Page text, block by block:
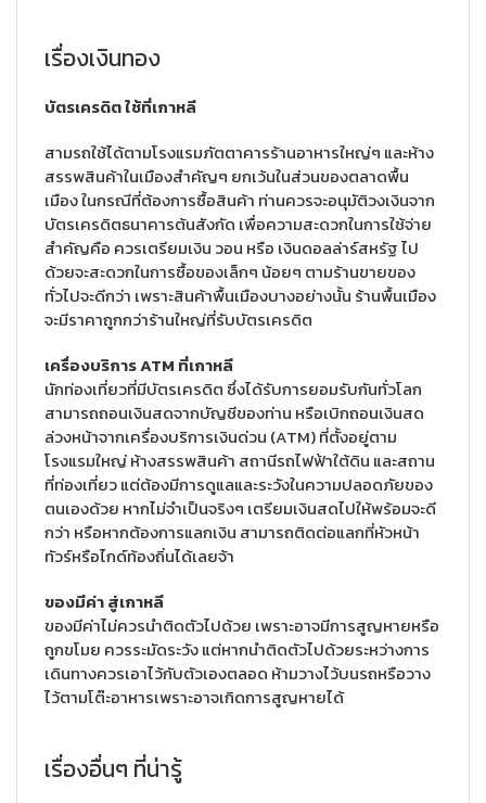
เรื่องเงินทอง
บัตรเครดิต ใช้ที่เกาหลี
สามรถใช้ได้ตามโรงแรมภัตตาคารร้านอาหารใหญ่ๆ และห้าง
สรรพสินค้าในเมืองสำคัญๆ ยกเว้นในส่วนของตลาดพื้น
เมือง ในกรณีที่ต้องการซื้อสินค้า ท่านควรจะอนุมัติวงเงินจาก
บัตรเครดิตธนาคารต้นสังกัด เพื่อความสะดวกในการใช้จ่าย
สำคัญคือ ควรเตรียมเงิน วอน หรือ เงินดอลล่าร์สหรัฐ ไป
ด้วยจะสะดวกในการซื้อของเล็กๆ น้อยๆ ตามร้านขายของ
ทั่วไปจะดีกว่า เพราะสินค้าพื้นเมืองบางอย่างนั้น ร้านพื้นเมือง
จะมีราคาถูกกว่าร้านใหญ่ที่รับบัตรเครดิต
เครื่องบริการ ATM ที่เกาหลี
นักท่องเที่ยวที่มีบัตรเครดิต ซึ่งได้รับการยอมรับกันทั่วโลก
สามารถถอนเงินสดจากบัญชีของท่าน หรือเบิกถอนเงินสด
ล่วงหน้าจากเครื่องบริการเงินด่วน (ATM) ที่ตั้งอยู่ตาม
โรงแรมใหญ่ ห้างสรรพสินค้า สถานีรถไฟฟ้าใต้ดิน และสถาน
ที่ท่องเที่ยว แต่ต้องมีการดูแลและระวังในความปลอดภัยของ
ตนเองด้วย หากไม่จำเป็นจริงๆ เตรียมเงินสดไปให้พร้อมจะดี
กว่า หรือหากต้องการแลกเงิน สามารถติดต่อแลกที่หัวหน้า
ทัวร์หรือไกด์ท้องถิ่นได้เลยจ้า
ของมีค่า สู่เกาหลี
ของมีค่าไม่ควรนำติดตัวไปด้วย เพราะอาจมีการสูญหายหรือ
ถูกขโมย ควรระมัดระวัง แต่หากนำติดตัวไปด้วยระหว่างการ
เดินทางควรเอาไว้กับตัวเองตลอด ห้ามวางไว้บนรถหรือวาง
ไว้ตามโต๊ะอาหารเพราะอาจเกิดการสูญหายได้
เรื่องอื่นๆ ที่น่ารู้